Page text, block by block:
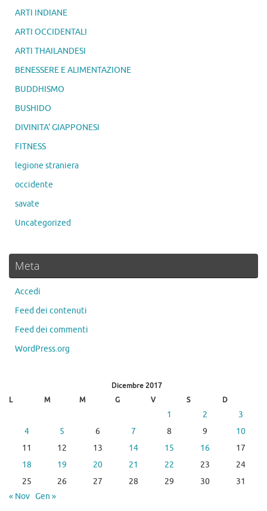
ARTI INDIANE
ARTI OCCIDENTALI
ARTI THAILANDESI
BENESSERE E ALIMENTAZIONE
BUDDHISMO
BUSHIDO
DIVINITA' GIAPPONESI
FITNESS
legione straniera
occidente
savate
Uncategorized
Meta
Accedi
Feed dei contenuti
Feed dei commenti
WordPress.org
Dicembre 2017
L
M M G V S D
1 2
3
4
5 6 7 8 9
10
11
12 13 14 15 16
17
18
19 20 21 22 23
24
25
26 27 28 29 30
31
« Nov Gen »